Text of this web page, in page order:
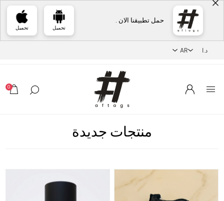
حمل تطبيقنا الان .
تحميل تحميل
0
منتجات جديدة